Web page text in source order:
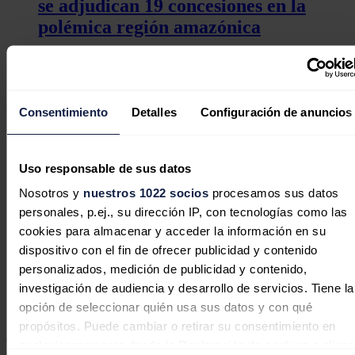
Consentimiento Detalles Configuración de anuncios
Uso responsable de sus datos
Nosotros y nuestros 1022 sociosprocesamos sus datos
personales, p.ej., su dirección IP, con tecnologías como las
cookies para almacenar y acceder la información en su
dispositivo con el fin de ofrecer publicidad y contenido
personalizados, medición de publicidad y contenido,
investigación de audiencia y desarrollo de servicios. Tiene la
opción de seleccionar quién usa sus datos y con qué
propósitos. Puede cambiar o retirar su consentimiento en
se adjudican 19 concesiones en la
polémica región amazónica
La petrolera Petrobras anuncia
demanda interpuesta por Sete Brasil
La brasileña Petrobras inicia el
proceso para adjudicarse concesiones
en Costa de Marfil
Ante tal riesgo, Petrobras aún no ha conseguido la licencia